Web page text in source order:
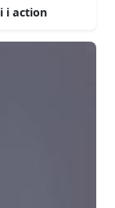
i action